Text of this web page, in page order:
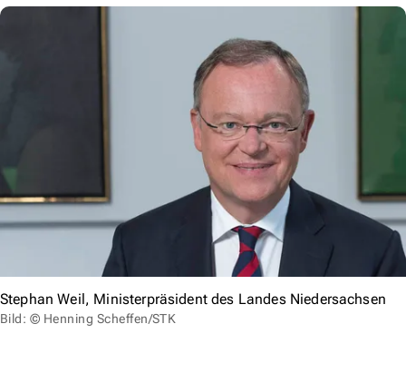
Stephan Weil, Ministerpräsident des Landes Niedersachsen
Bild: © Henning Scheffen/STK